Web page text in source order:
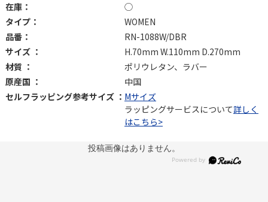
在庫：
◯
タイプ：
WOMEN
品番：
RN-1088W/DBR
サイズ ：
H.70mm W.110mm D.270mm
材質 ：
ポリウレタン、ラバー
原産国 ：
中国
セルフラッピング参考サイズ ： Mサイズ
ラッピングサービスについて詳しく
はこちら>
投稿画像はありません。